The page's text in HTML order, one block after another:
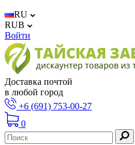
RU
RUB
Войти
Доставка почтой
в любой город
+6 (691) 753-00-27
0